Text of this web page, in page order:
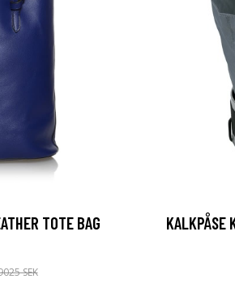
TOTE BAG
SEK
KALKPÅSE